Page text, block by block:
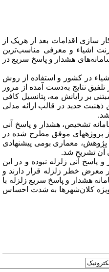
سازی اقدامات بعد از هریک از
اشیاء و معرفی مناسب‌ترین
هشدار و پاسخ سریع در
در کشور و استفاده از روش
جهت نگارش این مقاله، و نیز تلفیق نتایج به‌دست آمده از مرور
بر رایانش مه، پتانسیل کافی
ذهنیت جدید در قالب ارائه مدلی
تشخیص، هشدار و پاسخ آنی
از پروژه­های موفق مطرح شده در
پژوهش، معماری بومی پیشنهادی
آن تشریح شد.
پاسخ آنی زلزله نبوده و در این
معرض خطر زلزله قرار دارند و
هشدار و پاسخ سریع زلزله با
کلان‌شهرها به شدت احساس